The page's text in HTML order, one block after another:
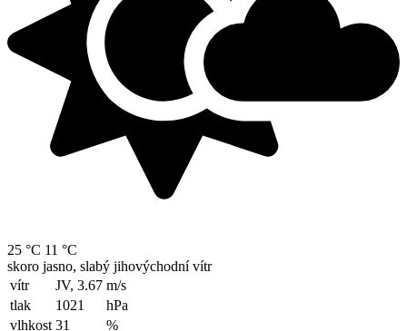
25 °C 11 °C
skoro jasno, slabý jihovýchodní vítr
vítr
JV, 3.67 m/s
tlak
1021
hPa
vlhkost 31
%